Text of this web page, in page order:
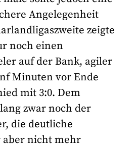
Angelegenheit
zeigte
noch einen
auf der Bank, agiler
Minuten vor Ende
mit 3:0. Dem
zwar noch der
die deutliche
aber nicht mehr